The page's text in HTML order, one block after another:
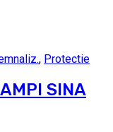
, Protectie
SINA